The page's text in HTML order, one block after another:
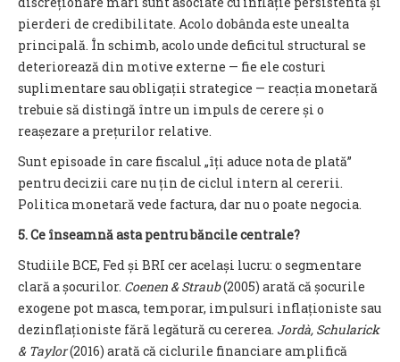
pierderi de credibilitate. Acolo dobânda este unealta
principală. În schimb, acolo unde deficitul structural se
deteriorează din motive externe — fie ele costuri
suplimentare sau obligații strategice — reacția monetară
trebuie să distingă între un impuls de cerere și o
reașezare a prețurilor relative.
Sunt episoade în care fiscalul „îți aduce nota de plată”
pentru decizii care nu țin de ciclul intern al cererii.
Politica monetară vede factura, dar nu o poate negocia.
5. Ce înseamnă asta pentru băncile centrale?
Studiile BCE, Fed și BRI cer același lucru: o segmentare
clară a șocurilor. Coenen & Straub(2005) arată că șocurile
exogene pot masca, temporar, impulsuri inflaționiste sau
dezinflaționiste fără legătură cu cererea. Jordà, Schularick
& Taylor(2016) arată că ciclurile financiare amplifică